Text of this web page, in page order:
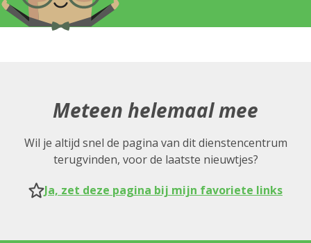
Meteen helemaal mee
Wil je altijd snel de pagina van dit dienstencentrum
terugvinden, voor de laatste nieuwtjes?
Ja, zet deze pagina bij mijn favoriete links